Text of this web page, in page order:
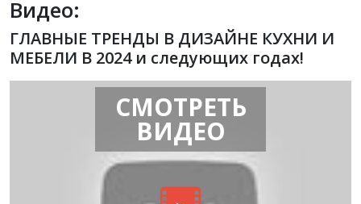
Видео:
ГЛАВНЫЕ ТРЕНДЫ В ДИЗАЙНЕ КУХНИ И
МЕБЕЛИ В 2024 и следующих годах!
СМОТРЕТЬ
ВИДЕО